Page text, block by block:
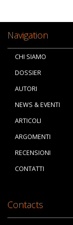
Navigation
CHI SIAMO
DOSSIER
AUTORI
NEWS & EVENTI
ARTICOLI
ARGOMENTI
RECENSIONI
CONTATTI
Contacts